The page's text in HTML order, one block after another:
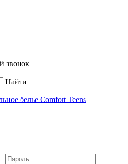
звонок
Найти
белье Comfort Teens